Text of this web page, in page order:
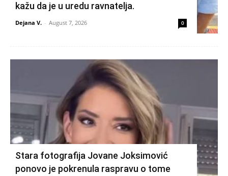
kažu da je u uredu ravnatelja.
Dejana V. - August 7, 2026 0
Stara fotografija Jovane Joksimović
ponovo je pokrenula raspravu o tome